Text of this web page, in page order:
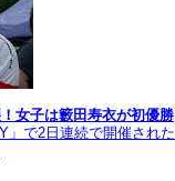
女子は籔田寿衣が初優勝
」で2日連続で開催された